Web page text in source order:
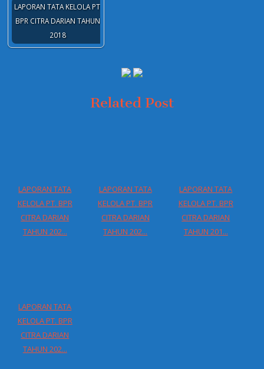
LAPORAN TATA KELOLA PT.
BPR CITRA DARIAN TAHUN
2018
Related Post
LAPORAN TATA
KELOLA PT. BPR
CITRA DARIAN
TAHUN 202...
LAPORAN TATA
KELOLA PT. BPR
CITRA DARIAN
TAHUN 202...
LAPORAN TATA
KELOLA PT. BPR
CITRA DARIAN
TAHUN 201...
LAPORAN TATA
KELOLA PT. BPR
CITRA DARIAN
TAHUN 202...